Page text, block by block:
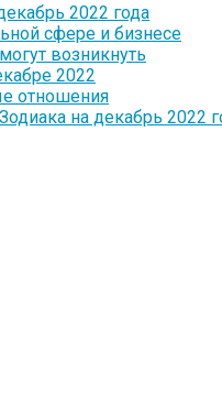
2022 года
сфере и бизнесе
возникнуть
2022
отношения
на декабрь 2022